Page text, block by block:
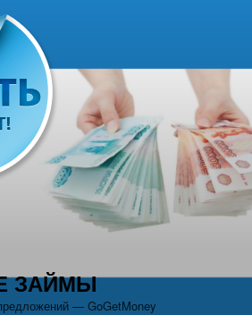
ЗАЙМЫ
— GoGetMoney